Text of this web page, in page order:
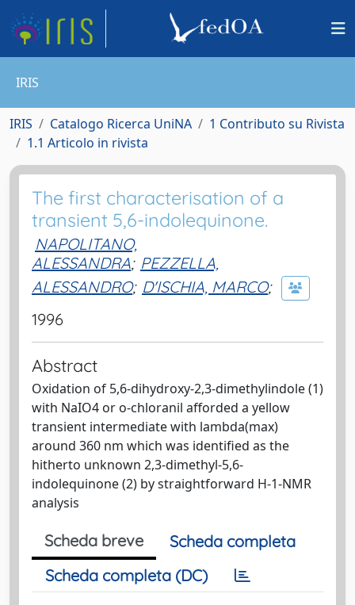
IRIS
IRIS Catalogo Ricerca UniNA
1 Contributo su Rivista
1.1 Articolo in rivista
The first characterisation of a
transient 5,6-indolequinone.
NAPOLITANO,
ALESSANDRA; PEZZELLA,
ALESSANDRO; D'ISCHIA, MARCO;
1996
Abstract
Oxidation of 5,6-dihydroxy-2,3-dimethylindole (1)
with NaIO4 or o-chloranil afforded a yellow
transient intermediate with lambda(max)
around 360 nm which was identified as the
hitherto unknown 2,3-dimethyl-5,6-
indolequinone (2) by straightforward H-1-NMR
analysis
Scheda breve
Scheda completa
Scheda completa (DC)